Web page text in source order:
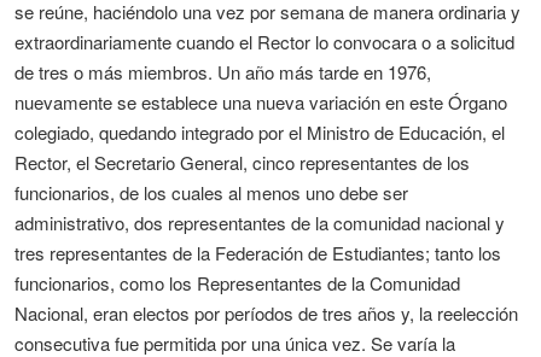
se reúne, haciéndolo una vez por semana de manera ordinaria y
extraordinariamente cuando el Rector lo convocara o a solicitud
de tres o más miembros. Un año más tarde en 1976,
nuevamente se establece una nueva variación en este Órgano
colegiado, quedando integrado por el Ministro de Educación, el
Rector, el Secretario General, cinco representantes de los
funcionarios, de los cuales al menos uno debe ser
administrativo, dos representantes de la comunidad nacional y
tres representantes de la Federación de Estudiantes; tanto los
funcionarios, como los Representantes de la Comunidad
Nacional, eran electos por períodos de tres años y, la reelección
consecutiva fue permitida por una única vez. Se varía la